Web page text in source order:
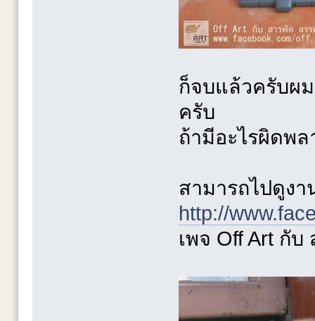
ก็จบแล้วครับผ
ครับ
ถ้ามีอะไรผิดพ
สามารถไปดูง
http://
เพจ Off Art กั